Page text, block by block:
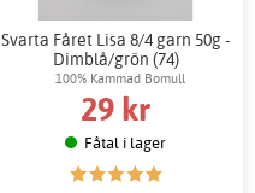
Svarta Fåret Lisa 8/4 garn 50g -
Dimblå/grön (74)
100% Kammad Bomull
29 kr
Fåtal i lager